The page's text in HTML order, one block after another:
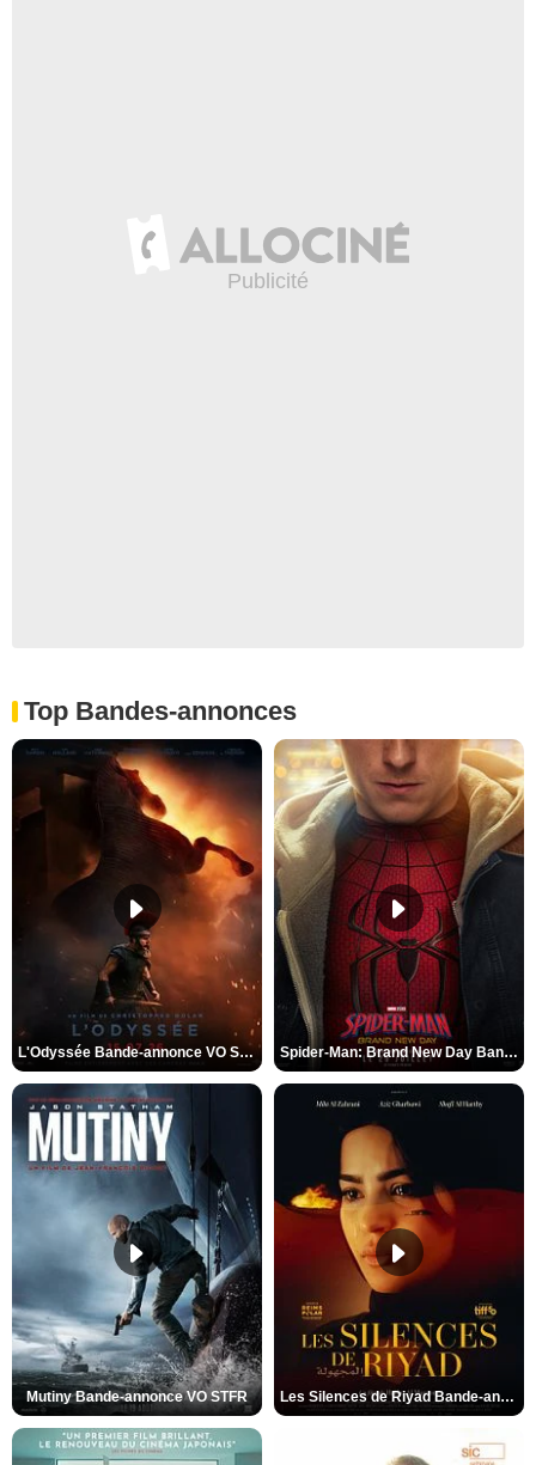
Top Bandes-annonces
L'Odyssée Bande-annonce VO STFR Spider-Man: Brand New Day Bande-annonce VO STFR
Mutiny Bande-annonce VO STFR Les Silences de Riyad Bande-annonce VO STFR